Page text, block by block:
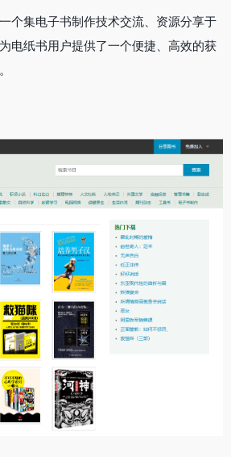
个集电子书制作技术交流、资源分享于
电纸书用户提供了一个便捷、高效的获